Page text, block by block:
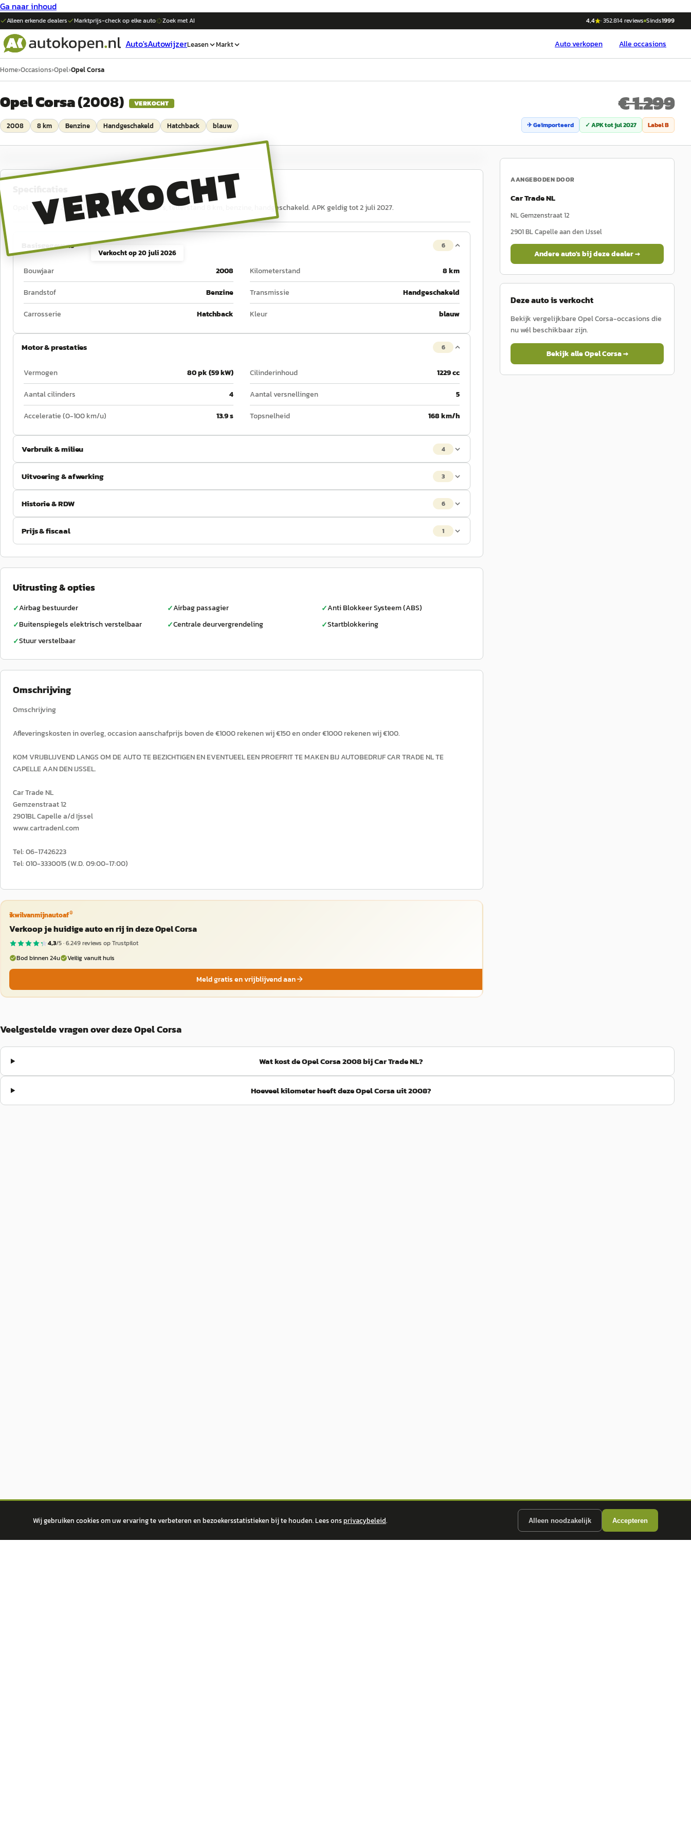
Ga naar inhoud
Alleen erkende dealers Marktprijs-check op elkeauto Zoek met AI 4,4 ·352.814reviews Sinds1999
Auto'sAutowijzerLeasen Markt Autoverkopen Alle occasions
Home›Occasions›Opel›Opel Corsa
Opel Corsa(2008) VERKOCHT € 1.299
✈ Geïmporteerd ✓ APK totjul 2027 LabelB
2008 8 km Benzine Handgeschakeld Hatchback blauw
VERKOCHT
Verkocht op20 juli 2026
Opel Corsa uit 2008, 80 pk, 0–100 km/u in 13,9 s, tellerstand 8 km, benzine, handgeschakeld. APK geldig tot 2 juli 2027.
Basisgegevens 6
Bouwjaar 2008 Kilometerstand
8 km
Brandstof
Benzine Transmissie
Handgeschakeld
Carrosserie
Hatchback Kleur blauw
Motor & prestaties 6
Vermogen 80 pk (59 kW) Cilinderinhoud
1229 cc
Aantal cilinders
4 Aantal versnellingen
5
Acceleratie (0-100 km/u)
13.9 s Topsnelheid 168 km/h
Verbruik & milieu 4
Uitvoering & afwerking 3
Historie & RDW 6
Prijs & fiscaal 1
Uitrusting & opties
✓Airbag bestuurder ✓Airbag passagier ✓Anti Blokkeer Systeem (ABS)
✓Buitenspiegels elektrisch verstelbaar ✓Centrale deurvergrendeling ✓Startblokkering
✓Stuur verstelbaar
Omschrijving
Omschrijving
Afleveringskosten in overleg, occasion aanschafprijs boven de €1000 rekenen wij €150 en onder €1000 rekenen wij €100.
KOM VRIJBLIJVEND LANGS OM DE AUTO TE BEZICHTIGEN EN EVENTUEEL EEN PROEFRIT TE MAKEN BIJ AUTOBEDRIJF CAR TRADE NL TE
CAPELLE AAN DEN IJSSEL.
Car Trade NL
Gemzenstraat 12
2901BL Capelle a/d Ijssel
www.cartradenl.com
Tel: 06-17426223
Tel: 010-3330015 (W.D. 09:00-17:00)
ikwilvanmijnautoaf®
Verkoop je huidige auto en rij in deze Opel Corsa
4,3/5 ·6.249reviews op Trustpilot
Bod binnen 24u
Veilig vanuit huis
Meld gratis en vrijblijvend aan
AANGEBODEN DOOR
Car Trade NL
NL Gemzenstraat 12
2901 BLCapelle aan den IJssel
Andere auto's bij deze dealer →
Deze auto is verkocht
Bekijk vergelijkbareOpelCorsa-occasions die
nu wél beschikbaar zijn.
Bekijk alleOpelCorsa→
Veelgestelde vragen over deze Opel Corsa
Wat kost de Opel Corsa 2008 bij Car Trade NL?
Hoeveel kilometer heeft deze Opel Corsa uit 2008?
Wij gebruiken cookies om uw ervaring te verbeteren en bezoekersstatistieken bij te houden. Lees onsprivacybeleid. Alleen noodzakelijk Accepteren